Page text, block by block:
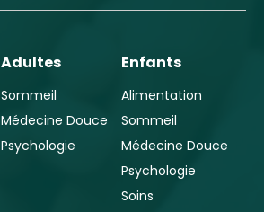
Adultes
Sommeil
Médecine Douce
Psychologie
Enfants
Alimentation
Sommeil
Médecine Douce
Psychologie
Soins